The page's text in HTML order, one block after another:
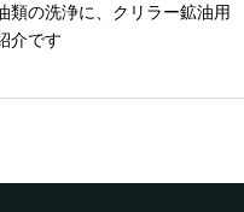
類の洗浄に、クリラー鉱油用
介です